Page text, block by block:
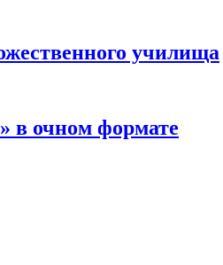
училища
в очном формате